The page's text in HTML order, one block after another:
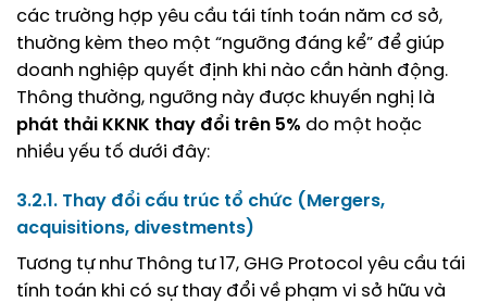
các trường hợp yêu cầu tái tính toán năm cơ sở,
thường kèm theo một “ngưỡng đáng kể” để giúp
doanh nghiệp quyết định khi nào cần hành động.
Thông thường, ngưỡng này được khuyến nghị là
phát thải KKNK thay đổi trên 5% do một hoặc
nhiều yếu tố dưới đây:
3.2.1. Thay đổi cấu trúc tổ chức (Mergers,
acquisitions, divestments)
Tương tự như Thông tư 17, GHG Protocol yêu cầu tái
tính toán khi có sự thay đổi về phạm vi sở hữu và